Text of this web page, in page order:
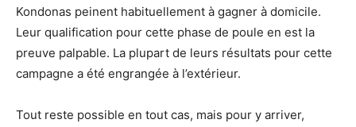
Kondonas peinent habituellement à gagner à domicile.
Leur qualification pour cette phase de poule en est la
preuve palpable. La plupart de leurs résultats pour cette
campagne a été engrangée à l’extérieur.
Tout reste possible en tout cas, mais pour y arriver,